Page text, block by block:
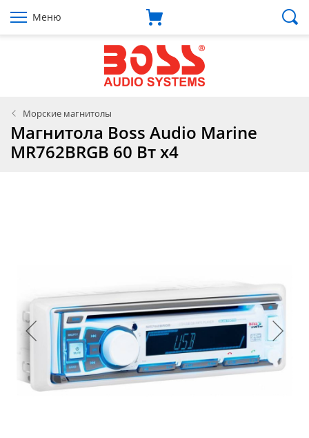
Меню
Морские магнитолы
Магнитола Boss Audio Marine
MR762BRGB 60 Вт х4